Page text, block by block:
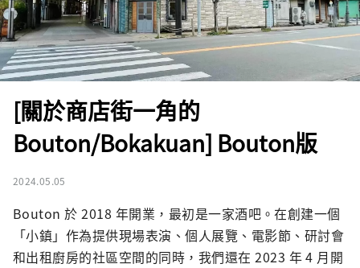
[關於商店街一角的
Bouton/Bokakuan] Bouton版
2024.05.05
Bouton 於 2018 年開業，最初是一家酒吧。在創建一個
「小鎮」作為提供現場表演、個人展覽、電影節、研討會
和出租廚房的社區空間的同時，我們還在 2023 年 4 月開